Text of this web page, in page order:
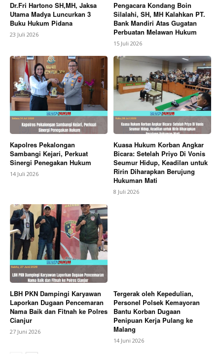
Dr.Fri Hartono SH,MH, Jaksa
Utama Madya Luncurkan 3
Buku Hukum Pidana
23 Juli 2026
Pengacara Kondang Boin
Silalahi, SH, MH Kalahkan PT.
Bank Mandiri Atas Gugatan
Perbuatan Melawan Hukum
15 Juli 2026
Kapolres Pekalongan
Sambangi Kejari, Perkuat
Sinergi Penegakan Hukum
14 Juli 2026
Kuasa Hukum Korban Angkar
Bicara: Setelah Priyo Di Vonis
Seumur Hidup, Keadilan untuk
Ririn Diharapkan Berujung
Hukuman Mati
8 Juli 2026
LBH PKN Dampingi Karyawan
Laporkan Dugaan Pencemaran
Nama Baik dan Fitnah ke Polres
Cianjur
27 Juni 2026
Tergerak oleh Kepedulian,
Personel Polsek Kemayoran
Bantu Korban Dugaan
Penipuan Kerja Pulang ke
Malang
14 Juni 2026